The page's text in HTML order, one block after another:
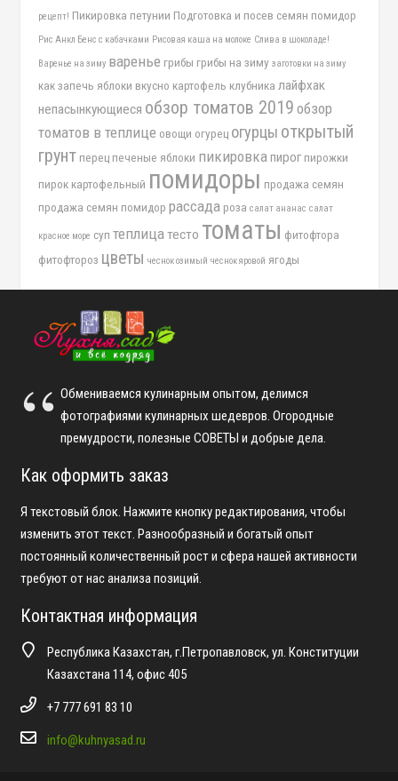
рецепт! Пикировка петунии Подготовка и посев семян помидор
Рис Анкл Бенс с кабачками Рисовая каша на молоке Слива в шоколаде!
Варенье на зиму варенье грибы грибы на зиму заготовки на зиму
как запечь яблоки вкусно картофель клубника лайфхак
непасынкующиеся обзор томатов 2019 обзор
томатов в теплице овощи огурец огурцы открытый
грунт перец печеные яблоки пикировка пирог пирожки
пирок картофельный помидоры продажа семян
продажа семян помидор рассада роза салат ананас салат
красное море суп теплица тесто томаты фитофтора
фитофтороз цветы чеснок озимый чеснок яровой ягоды
Обмениваемся кулинарным опытом, делимся
фотографиями кулинарных шедевров. Огородные
премудрости, полезные СОВЕТЫ и добрые дела.
Как оформить заказ
Я текстовый блок. Нажмите кнопку редактирования, чтобы
изменить этот текст. Разнообразный и богатый опыт
постоянный количественный рост и сфера нашей активности
требуют от нас анализа позиций.
Контактная информация
Республика Казахстан, г.Петропавловск, ул. Конституции
Казахстана 114, офис 405
+7 777 691 83 10
info@kuhnyasad.ru